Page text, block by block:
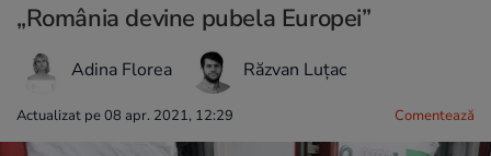
„România devine pubela Europei”
Adina Florea Răzvan Luțac
Actualizat pe 08 apr. 2021, 12:29 Comentează